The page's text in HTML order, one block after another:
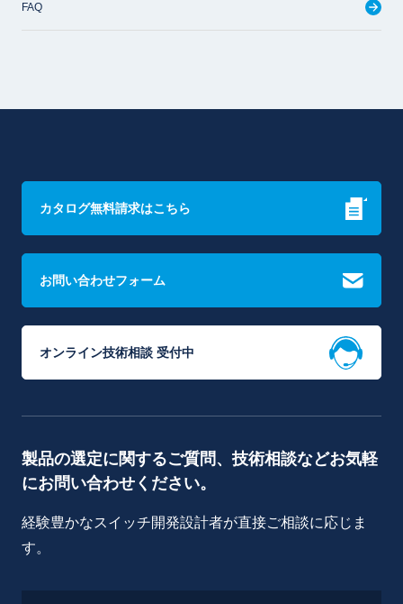
FAQ
カタログ無料請求はこちら
お問い合わせフォーム
オンライン技術相談 受付中
製品の選定に関するご質問、技術相談などお気軽
にお問い合わせください。
経験豊かなスイッチ開発設計者が直接ご相談に応じま
す。